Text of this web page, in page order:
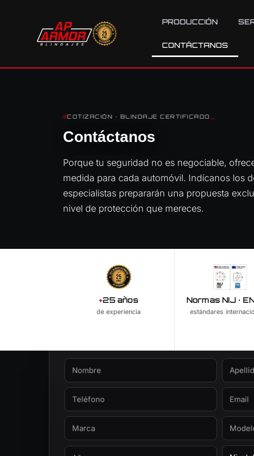
PRODUCCIÓN
CONTÁCTANOS
COTIZACIÓN · BLINDAJE CERTIFICADO
Contáctanos
Porque tu seguridad no es negociable,
medida para cada automóvil. Indícanos los
especialistas prepararán una propuesta
nivel de protección que mereces.
+25 años
de experiencia
Normas NIJ ·
estándares